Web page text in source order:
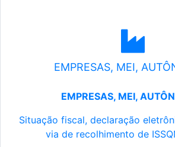
EMPRESAS, MEI,
EMPRESAS, MEI,
Situação fiscal, declaração
via de recolhimento de